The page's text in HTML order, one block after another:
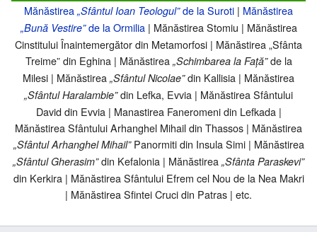
Mănăstirea „Sfântul Ioan Teologul”de la Suroti | Mănăstirea
„Bună Vestire”de la Ormilia| Mănăstirea Stomiu | Mănăstirea
Cinstitului Înaintemergător din Metamorfosi | Mănăstirea „Sfânta
Treime” din Eghina | Mănăstirea „Schimbarea la Față”de la
Milesi | Mănăstirea „Sfântul Nicolae”din Kallisia | Mănăstirea
„Sfântul Haralambie”din Lefka, Evvia | Mănăstirea Sfântului
David din Evvia | Manastirea Faneromeni din Lefkada |
Mănăstirea Sfântului Arhanghel Mihail din Thassos | Mănăstirea
„Sfântul Arhanghel Mihail”Panormiti din Insula Simi | Mănăstirea
„Sfântul Gherasim”din Kefalonia | Mănăstirea „Sfânta Paraskevi”
din Kerkira | Mănăstirea Sfântului Efrem cel Nou de la Nea Makri
| Mănăstirea Sfintei Cruci din Patras | etc.